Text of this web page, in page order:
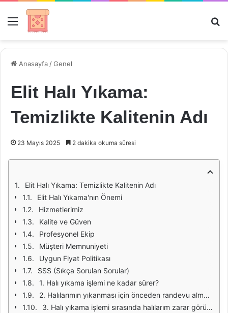
Menü
Anasayfa /Genel
Elit Halı Yıkama:
Temizlikte Kalitenin Adı
23 Mayıs 2025 2 dakika okuma süresi
Elit Halı Yıkama: Temizlikte Kalitenin Adı
Elit Halı Yıkama'nın Önemi
Hizmetlerimiz
Kalite ve Güven
Profesyonel Ekip
Müşteri Memnuniyeti
Uygun Fiyat Politikası
SSS (Sıkça Sorulan Sorular)
1. Halı yıkama işlemi ne kadar sürer?
2. Halılarımın yıkanması için önceden randevu almak zorunda mıyım?
3. Halı yıkama işlemi sırasında halılarım zarar görür mü?